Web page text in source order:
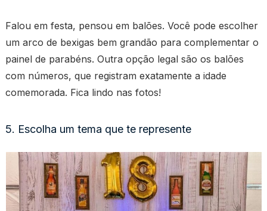
Falou em festa, pensou em balões. Você pode escolher
um arco de bexigas bem grandão para complementar o
painel de parabéns. Outra opção legal são os balões
com números, que registram exatamente a idade
comemorada. Fica lindo nas fotos!
5. Escolha um tema que te represente